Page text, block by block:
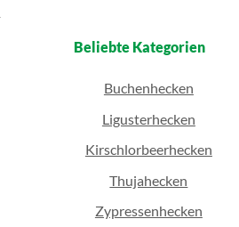
Beliebte Kategorien
Buchenhecken
Ligusterhecken
Kirschlorbeerhecken
Thujahecken
Zypressenhecken